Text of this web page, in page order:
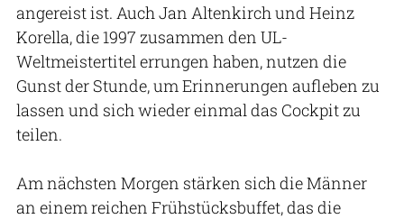
angereist ist. Auch Jan Altenkirch und Heinz
Korella, die 1997 zusammen den UL-
Weltmeistertitel errungen haben, nutzen die
Gunst der Stunde, um Erinnerungen aufleben zu
lassen und sich wieder einmal das Cockpit zu
teilen.
Am nächsten Morgen stärken sich die Männer
an einem reichen Frühstücksbuffet, das die